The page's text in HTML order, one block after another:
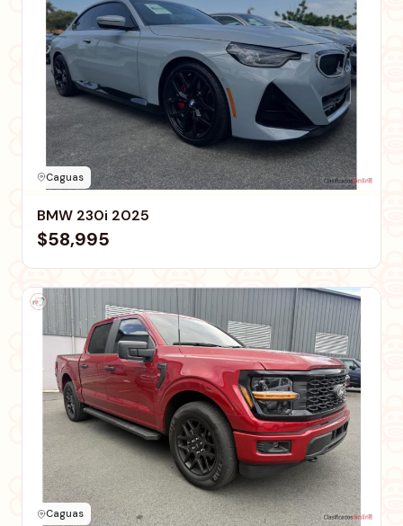
Caguas
BMW 230i 2025
$58,995
Caguas